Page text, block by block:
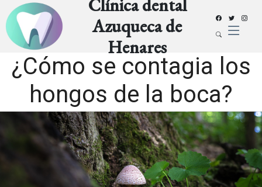
Clínica dental
Azuqueca de
Henares
¿Cómo se contagia los
hongos de la boca?